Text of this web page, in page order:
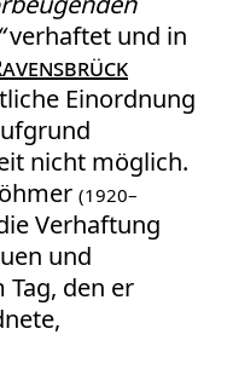
verhaftet und in
Einordnung
nicht möglich.
(1920–
Verhaftung
und
Tag, den er